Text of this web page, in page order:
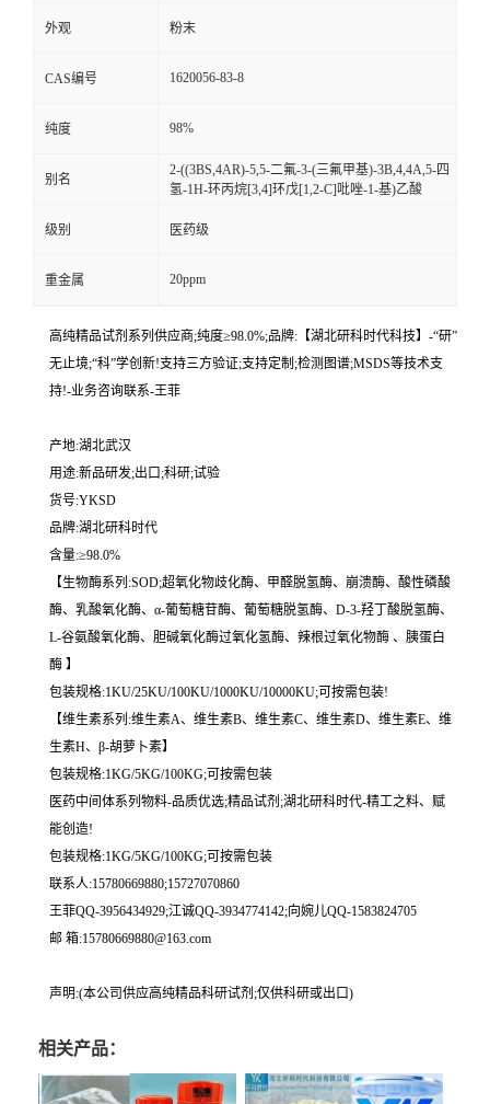
外观 粉末
CAS编号 1620056-83-8
纯度 98%
别名
2-((3BS,4AR)-5,5-二氟-3-(三氟甲基)-3B,4,4A,5-四
氢-1H-环丙烷[3,4]环戊[1,2-C]吡唑-1-基)乙酸
级别 医药级
重金属 20ppm
高纯精品试剂系列供应商;纯度≥98.0%;品牌:【湖北研科时代科技】-“研”
无止境;“科”学创新!支持三方验证;支持定制;检测图谱;MSDS等技术支
持!-业务咨询联系-王菲
产地:湖北武汉
用途:新品研发;出口;科研;试验
货号:YKSD
品牌:湖北研科时代
含量:≥98.0%
【生物酶系列:SOD;超氧化物歧化酶、甲醛脱氢酶、崩溃酶、酸性磷酸
酶、乳酸氧化酶、α-葡萄糖苷酶、葡萄糖脱氢酶、D-3-羟丁酸脱氢酶、
L-谷氨酸氧化酶、胆碱氧化酶过氧化氢酶、辣根过氧化物酶 、胰蛋白
酶 】
包装规格:1KU/25KU/100KU/1000KU/10000KU;可按需包装!
【维生素系列:维生素A、维生素B、维生素C、维生素D、维生素E、维
生素H、β-胡萝卜素】
包装规格:1KG/5KG/100KG;可按需包装
医药中间体系列物料-品质优选;精品试剂;湖北研科时代-精工之料、赋
能创造!
包装规格:1KG/5KG/100KG;可按需包装
联系人:15780669880;15727070860
王菲QQ-3956434929;江诚QQ-3934774142;向婉儿QQ-1583824705
邮 箱:15780669880@163.com
声明:(本公司供应高纯精品科研试剂;仅供科研或出口)
相关产品：